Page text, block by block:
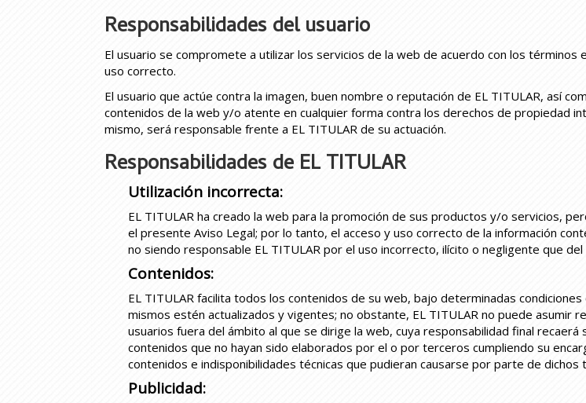
Responsabilidades del usuario
El usuario se compromete a utilizar los servicios de la web de acuerdo con los
uso correcto.
El usuario que actúe contra la imagen, buen nombre o reputación de EL TITULAR, así
contenidos de la web y/o atente en cualquier forma contra los derechos de propiedad
mismo, será responsable frente a EL TITULAR de su actuación.
Responsabilidades de EL TITULAR
Utilización incorrecta:
EL TITULAR ha creado la web para la promoción de sus productos y/o servicios,
el presente Aviso Legal; por lo tanto, el acceso y uso correcto de la información
no siendo responsable EL TITULAR por el uso incorrecto, ilícito o negligente que
Contenidos:
EL TITULAR facilita todos los contenidos de su web, bajo determinadas
mismos estén actualizados y vigentes; no obstante, EL TITULAR no puede asumir
usuarios fuera del ámbito al que se dirige la web, cuya responsabilidad final
contenidos que no hayan sido elaborados por el o por terceros cumpliendo su
contenidos e indisponibilidades técnicas que pudieran causarse por parte de dichos
Publicidad: